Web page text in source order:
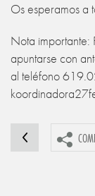
Os esperamos a
Nota importante:
apuntarse con
al teléfono